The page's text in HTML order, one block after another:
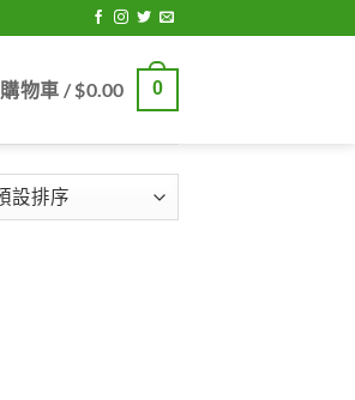
購物車 /$0.00 0